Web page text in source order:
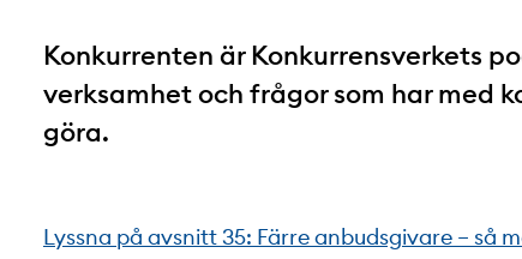
Konkurrenten är Konkurrensverkets
verksamhet och frågor som har med
göra.
Lyssna på avsnitt 35: Färre anbudsgivare – så